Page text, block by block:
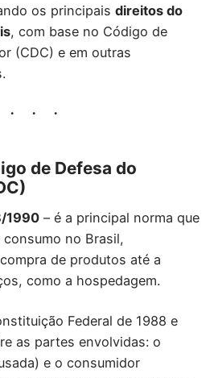
os principais direitos do
, com base no Código de
(CDC) e em outras
de Defesa do
1990– é a principal norma que
no Brasil,
de produtos até a
como a hospedagem.
Federal de 1988 e
as partes envolvidas: o
e o consumidor